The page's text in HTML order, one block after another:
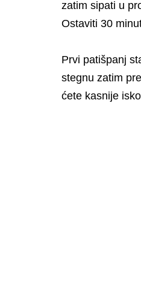
zatim sipati u
Ostaviti 30
Prvi patišpanj
stegnu zatim
ćete kasnije